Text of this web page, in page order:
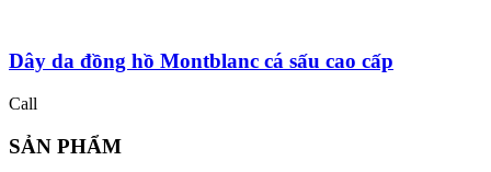
Dây da đồng hồ Montblanc cá sấu cao cấp
Call
SẢN PHẨM